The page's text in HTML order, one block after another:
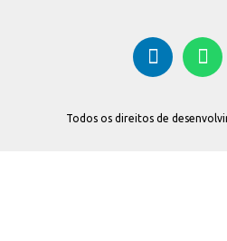
Todos os direitos de